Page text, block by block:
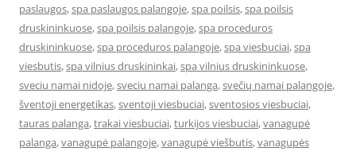
paslaugos,spa paslaugos palangoje,spa poilsis,spa poilsis
druskininkuose,spa poilsis palangoje,spa proceduros
druskininkuose,spa proceduros palangoje,spa viesbuciai,spa
viesbutis,spa vilnius druskininkai,spa vilnius druskininkuose,
sveciu namai nidoje,sveciu namai palanga,svečių namai palangoje,
šventoji energetikas,sventoji viesbuciai,sventosios viesbuciai,
tauras palanga,trakai viesbuciai,turkijos viesbuciai,vanagupė
palanga,vanagupė palangoje,vanagupė viešbutis,vanagupės